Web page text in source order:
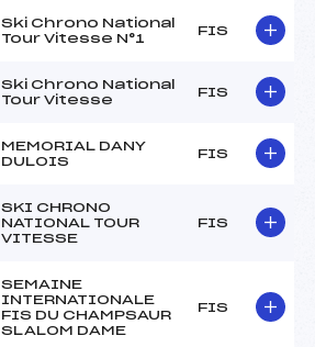
Ski Chrono National
Tour Vitesse N°1
FIS
Ski Chrono National
Tour Vitesse
FIS
MEMORIAL DANY
DULOIS
FIS
SKI CHRONO
NATIONAL TOUR
VITESSE
FIS
SEMAINE
INTERNATIONALE
FIS DU CHAMPSAUR
SLALOM DAME
FIS